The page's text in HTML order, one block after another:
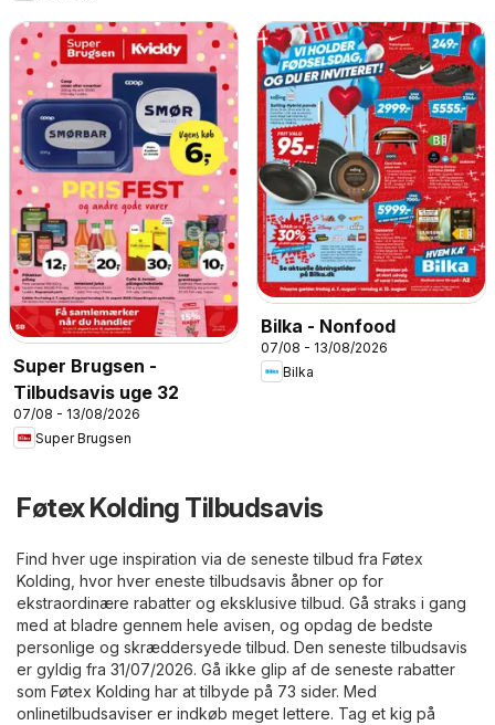
Super Brugsen -
Tilbudsavis uge 32
07/08 - 13/08/2026
Super Brugsen
Bilka - Nonfood
07/08 - 13/08/2026
Bilka
Føtex Kolding Tilbudsavis
Find hver uge inspiration via de seneste tilbud fra Føtex
Kolding, hvor hver eneste tilbudsavis åbner op for
ekstraordinære rabatter og eksklusive tilbud. Gå straks i gang
med at bladre gennem hele avisen, og opdag de bedste
personlige og skræddersyede tilbud. Den seneste tilbudsavis
er gyldig fra 31/07/2026. Gå ikke glip af de seneste rabatter
som Føtex Kolding har at tilbyde på 73 sider. Med
onlinetilbudsaviser er indkøb meget lettere. Tag et kig på